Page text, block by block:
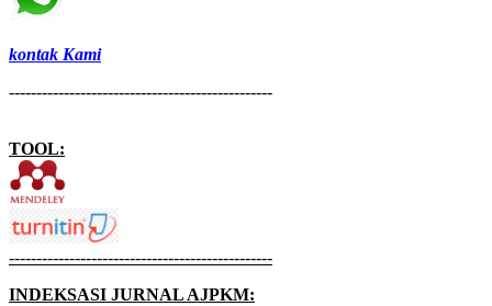
kontak Kami
------------------------------------------------
TOOL:
------------------------------------------------
INDEKSASI JURNAL AJPKM: